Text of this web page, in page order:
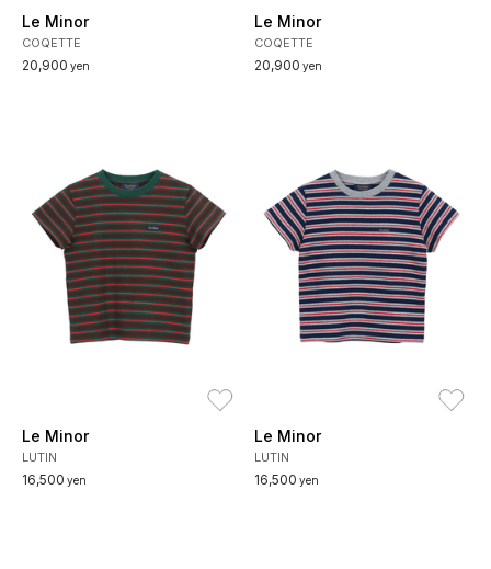
Le Minor
COQETTE
20,900 yen
Le Minor
COQETTE
20,900 yen
Le Minor
LUTIN
16,500 yen
Le Minor
LUTIN
16,500 yen